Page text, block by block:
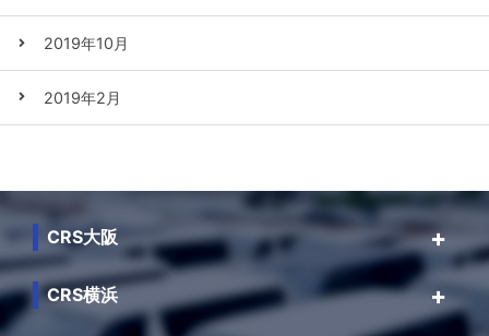
2019年10月
2019年2月
CRS大阪
CRS横浜